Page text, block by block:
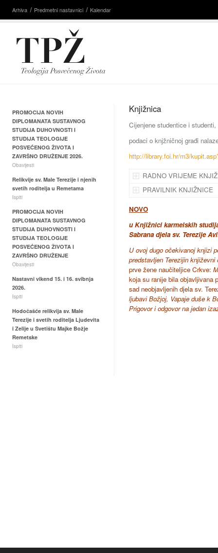
Arhiva Predmetni nastavnici Kalendar
Knjižnica
Cijenjene studentice i studenti,
podaci o knjžničnoj građi
http://library.foi.hr/m3/
RADNO VRIJEME
PRAVILNIK KNJIŽNICE
NOVO
u Knjižnici karmelskih
Sabrana djela sv. Terezije
U ovoj dugo očekivanoj knjizi
predstavljen Terezijin
prve žene naučiteljice Crkve:
koja su ranije bila objavljivana
sad neobjavljenih djela sv.
ljubavi Božjoj, Vapaje duše k
Prigovor i odgovor na jedan
PROMOCIJA NOVIH
DIPLOMANATA SUSTAVNOG
STUDIJA DUHOVNOSTI I
STUDIJA TEOLOGIJE
POSVEĆENOG ŽIVOTA I
ZAVRŠNO DRUŽENJE 2026.
Obavijesti
Relikvije sv. Male Terezije i njenih
svetih roditelja u Remetama
Ispiti
PROMOCIJA NOVIH
DIPLOMANATA SUSTAVNOG
STUDIJA DUHOVNOSTI I
STUDIJA TEOLOGIJE
POSVEĆENOG ŽIVOTA I
ZAVRŠNO DRUŽENJE
Obavijesti
Nastavni vikend 15. i 16. svibnja
2026.
Ispiti
Hodočašće relikvija sv. Male
Terezije i svetih roditelja Ljudevita
i Zelije u Svetištu Majke Božje
Remetske
Ispiti